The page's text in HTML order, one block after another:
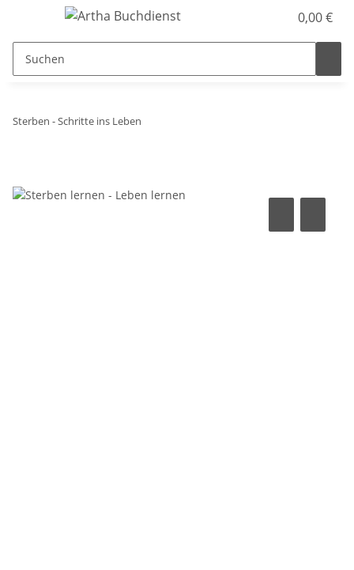
0,00 €
Sterben - Schritte ins Leben